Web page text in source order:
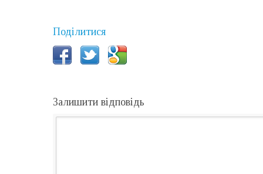
Поділитися
Залишити відповідь